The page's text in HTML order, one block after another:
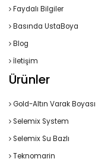
Faydalı Bilgiler
Basında UstaBoya
Blog
İletişim
Ürünler
Gold-Altın Varak Boyası
Selemix System
Selemix Su Bazlı
Teknomarin